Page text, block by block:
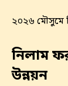
২০২৬ মৌসুমে
নিলাম
উন্নয়ন